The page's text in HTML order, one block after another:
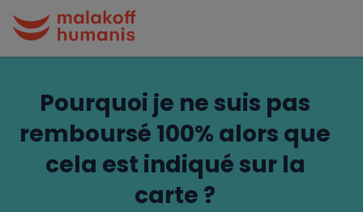
Pourquoi je ne suis pas
remboursé 100% alors que
cela est indiqué sur la
carte ?